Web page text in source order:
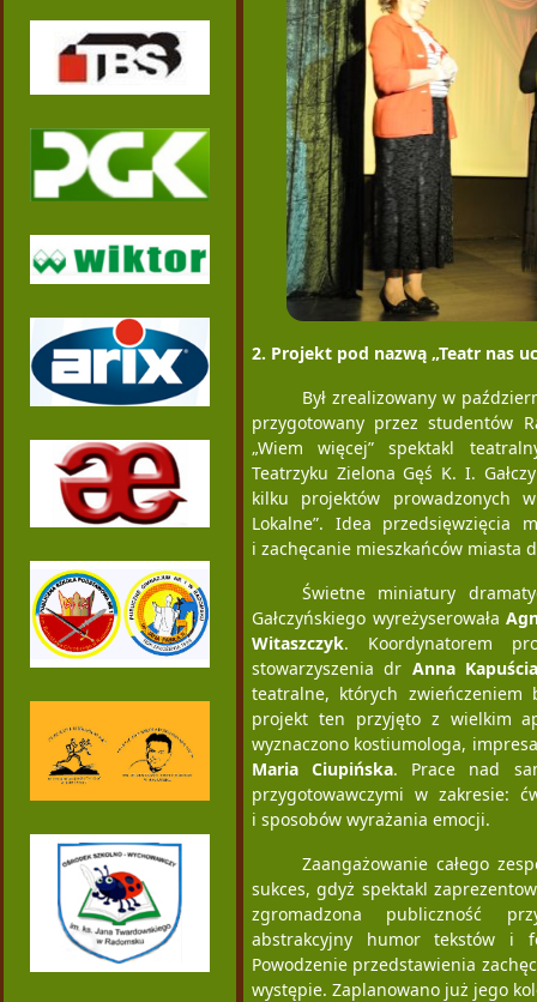
2. Projekt pod nazwą „Teatr nas
Był zrealizowany w
przygotowany przez studentów
„Wiem więcej” spektakl
Teatrzyku Zielona Gęś K. I.
kilku projektów prowadzonych
Lokalne”. Idea przedsięwzięcia
i zachęcanie mieszkańców miasta
Świetne miniatury
Gałczyńskiego wyreżyserowała
Witaszczyk. Koordynatorem
stowarzyszenia dr Anna
teatralne, których zwieńczeniem
projekt ten przyjęto z wielkim
wyznaczono kostiumologa,
Maria Ciupińska. Prace nad
przygotowawczymi w zakresie:
i sposobów wyrażania emocji.
Zaangażowanie całego
sukces, gdyż spektakl
zgromadzona publiczność
abstrakcyjny humor tekstów i
Powodzenie przedstawienia
występie. Zaplanowano już jego